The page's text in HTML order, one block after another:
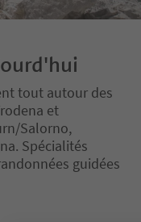
tout autour des
et
Salorno,
Spécialités
guidées